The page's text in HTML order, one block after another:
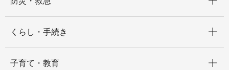
くらし・手続き
子育て・教育